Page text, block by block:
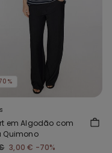
em Algodão com
Quimono
3,00 € -70%